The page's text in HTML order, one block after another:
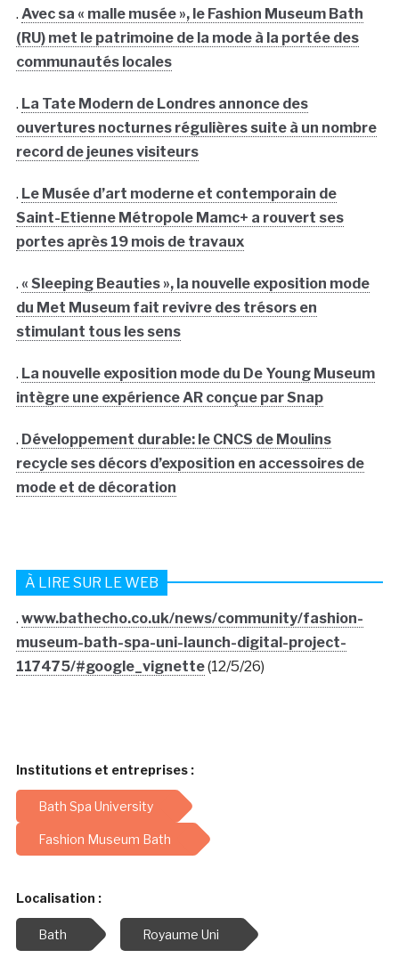
. Avec sa « malle musée », le Fashion Museum Bath
(RU) met le patrimoine de la mode à la portée des
communautés locales
. La Tate Modern de Londres annonce des
ouvertures nocturnes régulières suite à un nombre
record de jeunes visiteurs
. Le Musée d’art moderne et contemporain de
Saint-Etienne Métropole Mamc+ a rouvert ses
portes après 19 mois de travaux
. « Sleeping Beauties », la nouvelle exposition mode
du Met Museum fait revivre des trésors en
stimulant tous les sens
. La nouvelle exposition mode du De Young Museum
intègre une expérience AR conçue par Snap
. Développement durable: le CNCS de Moulins
recycle ses décors d’exposition en accessoires de
mode et de décoration
À LIRE SUR LE WEB
. www.bathecho.co.uk/news/community/fashion-
museum-bath-spa-uni-launch-digital-project-
117475/#google_vignette(12/5/26)
Institutions et entreprises :
Bath Spa University
Fashion Museum Bath
Localisation :
Bath Royaume Uni